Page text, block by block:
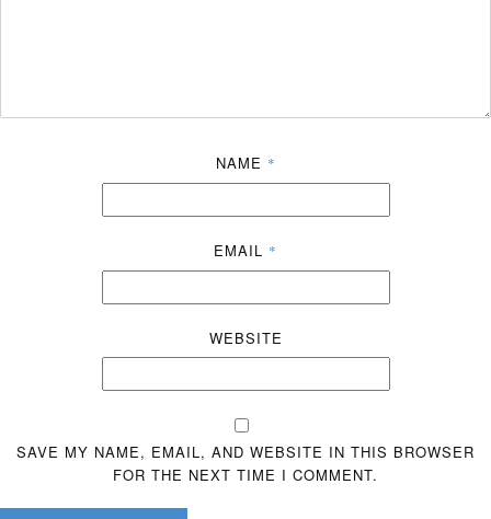
NAME *
EMAIL *
WEBSITE
SAVE MY NAME, EMAIL, AND WEBSITE IN THIS BROWSER
FOR THE NEXT TIME I COMMENT.